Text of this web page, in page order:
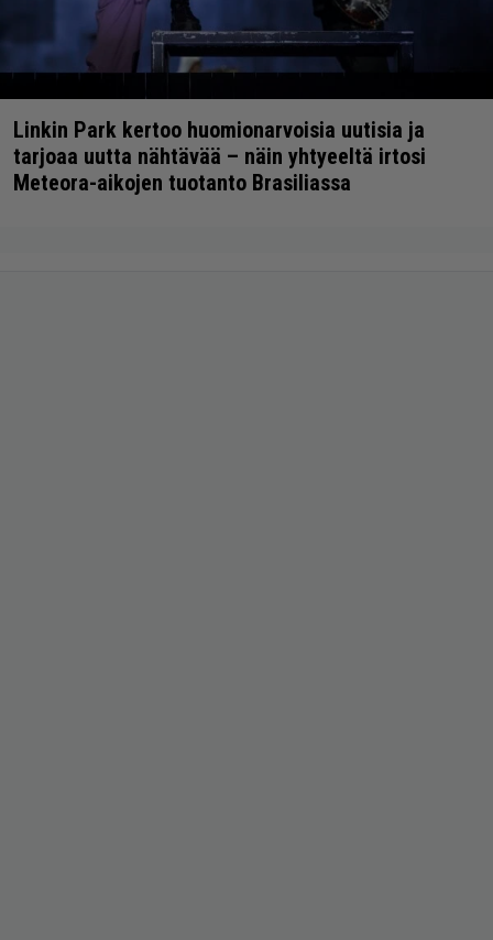
Linkin Park kertoo huomionarvoisia uutisia ja
tarjoaa uutta nähtävää – näin yhtyeeltä irtosi
Meteora-aikojen tuotanto Brasiliassa